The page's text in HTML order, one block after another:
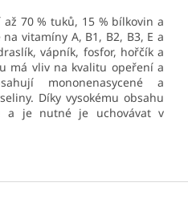
70 % tuků, 15 % bílkovin a
vitamíny A, B1, B2, B3, E a
vápník, fosfor, hořčík a
má vliv na kvalitu opeření a
mononenasycené a
Díky vysokému obsahu
a je nutné je uchovávat v